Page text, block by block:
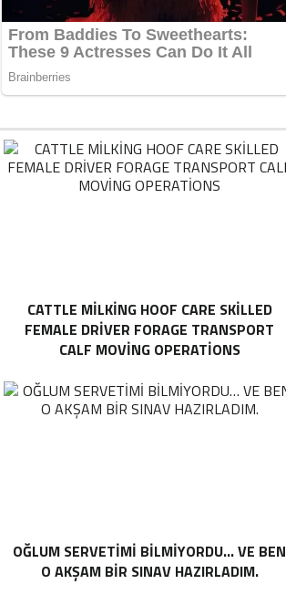
CATTLE MILKING HOOF CARE SKILLED
FEMALE DRIVER FORAGE TRANSPORT
CALF MOVING OPERATIONS
OĞLUM SERVETIMI BILMIYORDU… VE BEN
O AKŞAM BIR SINAV HAZIRLADIM.